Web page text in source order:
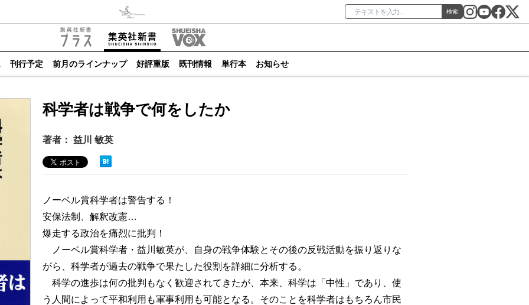
検索
刊行予定 前月のラインナップ 好評重版 既刊情報 単行本 お知らせ
科学者は戦争で何をしたか
著者： 益川 敏英
ノーベル賞科学者は警告する！
安保法制、解釈改憲…
爆走する政治を痛烈に批判！
ノーベル賞科学者・益川敏英が、自身の戦争体験とその後の反戦活動を振り返りな
がら、科学者が過去の戦争で果たした役割を詳細に分析する。
科学の進歩は何の批判もなく歓迎されてきたが、本来、科学は「中性」であり、使
う人間によって平和利用も軍事利用も可能となる。そのことを科学者はもちろん市民